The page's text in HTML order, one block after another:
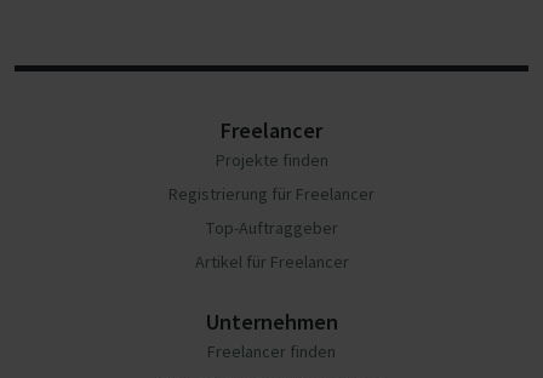
Freelancer
Projekte finden
Registrierung für Freelancer
Top-Auftraggeber
Artikel für Freelancer
Unternehmen
Freelancer finden